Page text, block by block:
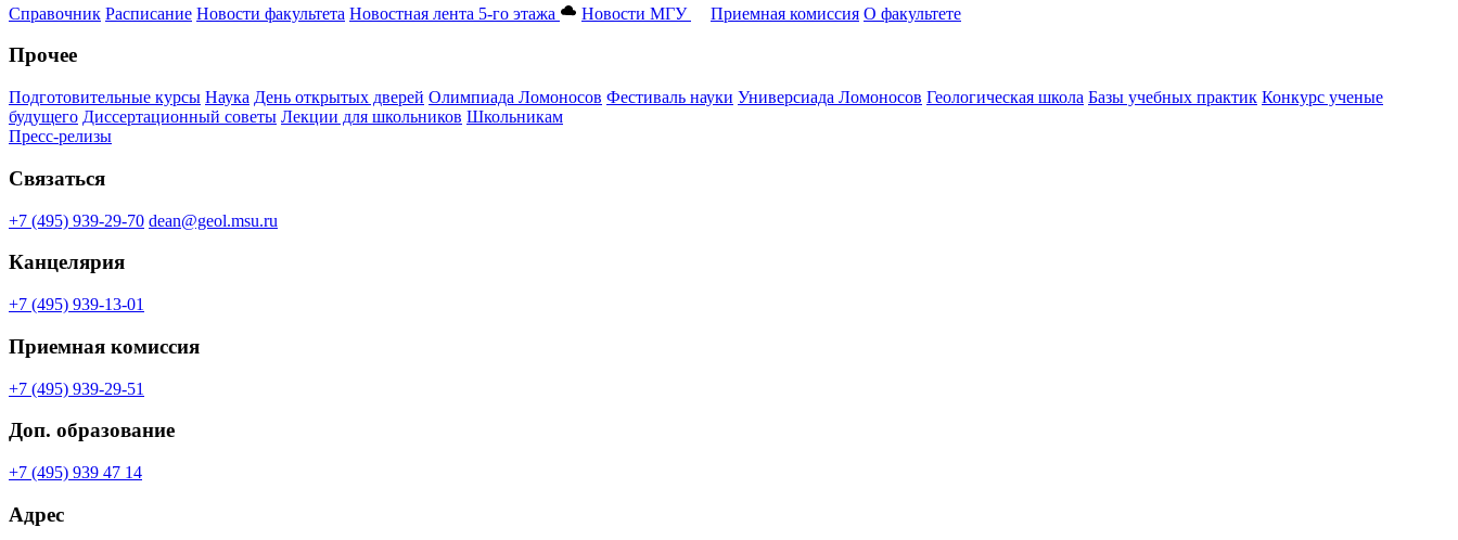
Справочник Расписание Новости факультета Новостная лента 5-го этажа Новости МГУ Приемная комиссия О факультете
Прочее
Подготовительные курсы Наука День открытых дверей Олимпиада Ломоносов Фестиваль науки Универсиада Ломоносов Геологическая школа Базы учебных практик Конкурс ученые
будущего Диссертационный советы Лекции для школьников Школьникам
Пресс-релизы
Связаться
+7 (495) 939-29-70 dean@geol.msu.ru
Канцелярия
+7 (495) 939-13-01
Приемная комиссия
+7 (495) 939-29-51
Доп. образование
+7 (495) 939 47 14
Адрес